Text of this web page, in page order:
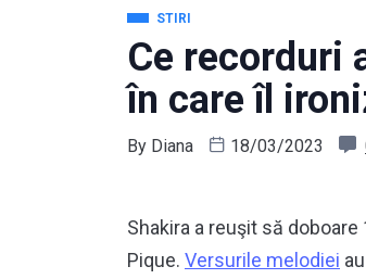
STIRI
Ce recorduri
în care îl
By Diana 18/03/2023
Shakira a reuşit să
Pique. Versurile melodiei